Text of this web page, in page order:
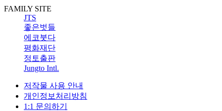
FAMILY SITE
JTS
좋은벗들
에코붓다
평화재단
정토출판
Jungto Intl.
저작물 사용 안내
개인정보처리방침
1:1 문의하기